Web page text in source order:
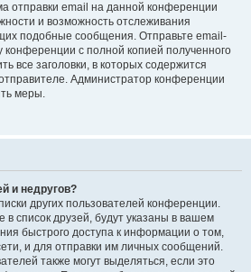
отправки email на данной конференции
и возможность отслеживания
подобные сообщения. Отправьте email-
с полной копией полученного
все заголовки, в которых содержится
Администратор конференции
меры.
и недругов?
других пользователей конференции.
в список друзей, будут указаны в вашем
быстрого доступа к информации о том,
и для отправки им личных сообщений.
также могут выделяться, если это